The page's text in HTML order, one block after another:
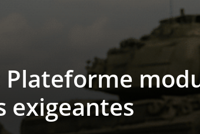
Plateforme
exigeantes